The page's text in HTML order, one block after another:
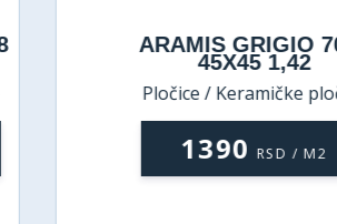
ARAMIS GRIGIO 7034
45X45 1,42
Pločice / Keramičke pločice
1390 RSD / M2